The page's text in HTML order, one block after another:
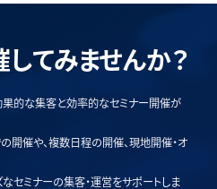
てみませんか？
果的な集客と効率的なセミナー開催が
開催や、複数日程の開催、現地開催・オ
セミナーの集客・運営をサポートしま